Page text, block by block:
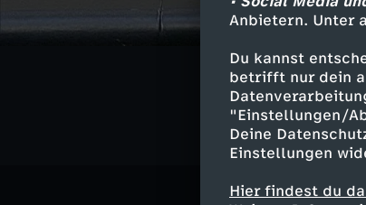
Anbietern. Unter
Du kannst
betrifft nur dein
"Einstellungen/
Deine
Einstellungen
Hier findest du
Politik